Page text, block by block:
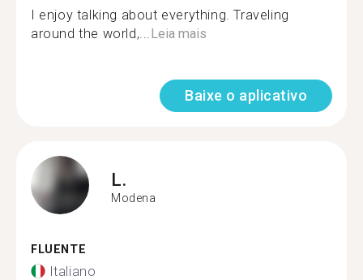
I enjoy talking about everything. Traveling
around the world,...Leia mais
Baixe o aplicativo
L.
Modena
FLUENTE
Italiano